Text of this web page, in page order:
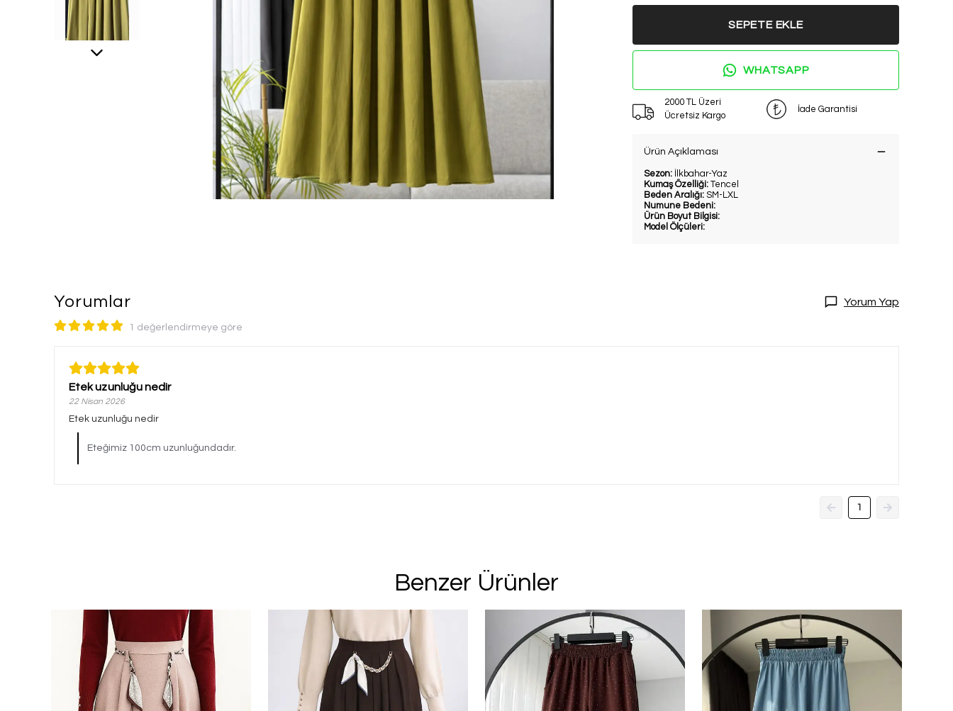
SEPETE EKLE
WHATSAPP
2000 TL Üzeri
Ücretsiz Kargo
İade Garantisi
Ürün Açıklaması
Sezon: İlkbahar-Yaz
Kumaş Özelliği: Tencel
Beden Aralığı: SM-LXL
Numune Bedeni:
Ürün Boyut Bilgisi:
Model Ölçüleri:
Yorumlar Yorum Yap
1 değerlendirmeye göre
Etek uzunluğu nedir
22 Nisan 2026
Etek uzunluğu nedir
Eteğimiz 100cm uzunluğundadır.
1
Benzer Ürünleredersiniz ve Gizlilik Politikamızı okuduğunuzu ve kabul ettiğinizi onaylarsınız.